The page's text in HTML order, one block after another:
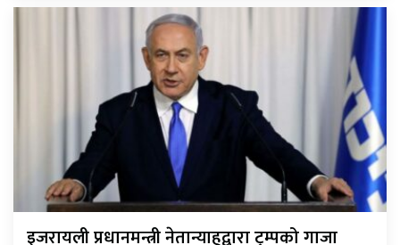
इजरायली प्रधानमन्त्री नेतान्याहुद्वारा ट्रम्पको गाजा